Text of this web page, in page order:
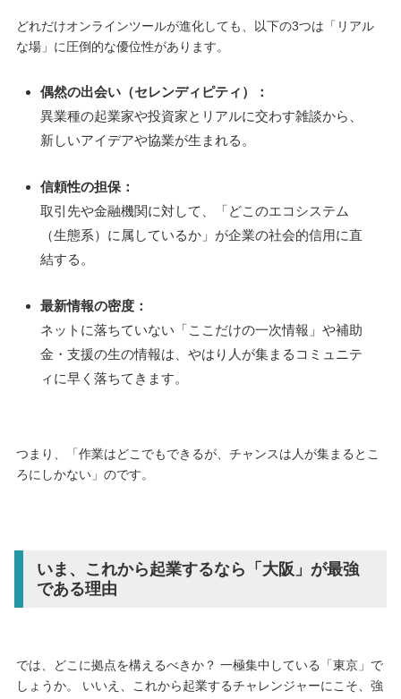
どれだけオンラインツールが進化しても、以下の3つは「リアル
な場」に圧倒的な優位性があります。
偶然の出会い（セレンディピティ）：
異業種の起業家や投資家とリアルに交わす雑談から、
新しいアイデアや協業が生まれる。
信頼性の担保：
取引先や金融機関に対して、「どこのエコシステム
（生態系）に属しているか」が企業の社会的信用に直
結する。
最新情報の密度：
ネットに落ちていない「ここだけの一次情報」や補助
金・支援の生の情報は、やはり人が集まるコミュニテ
ィに早く落ちてきます。
つまり、「作業はどこでもできるが、チャンスは人が集まるとこ
ろにしかない」のです。
いま、これから起業するなら「大阪」が最強
である理由
では、どこに拠点を構えるべきか？ 一極集中している「東京」で
しょうか。 いいえ、これから起業するチャレンジャーにこそ、強